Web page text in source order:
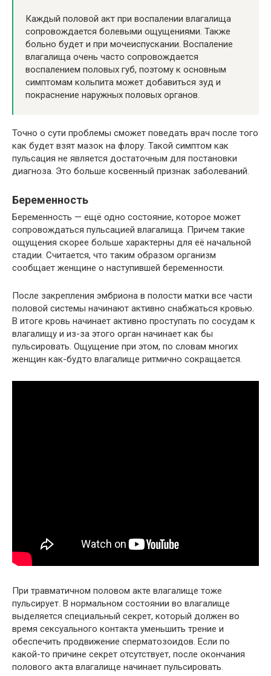
Каждый половой акт при воспалении влагалища
сопровождается болевыми ощущениями. Также
больно будет и при мочеиспускании. Воспаление
влагалища очень часто сопровождается
воспалением половых губ, поэтому к основным
симптомам кольпита может добавиться зуд и
покраснение наружных половых органов.
Точно о сути проблемы сможет поведать врач после того
как будет взят мазок на флору. Такой симптом как
пульсация не является достаточным для постановки
диагноза. Это больше косвенный признак заболеваний.
Беременность
Беременность — ещё одно состояние, которое может
сопровождаться пульсацией влагалища. Причем такие
ощущения скорее больше характерны для её начальной
стадии. Считается, что таким образом организм
сообщает женщине о наступившей беременности.
После закрепления эмбриона в полости матки все части
половой системы начинают активно снабжаться кровью.
В итоге кровь начинает активно проступать по сосудам к
влагалищу и из-за этого орган начинает как бы
пульсировать. Ощущение при этом, по словам многих
женщин как-будто влагалище ритмично сокращается.
При травматичном половом акте влагалище тоже
пульсирует. В нормальном состоянии во влагалище
выделяется специальный секрет, который должен во
время сексуального контакта уменьшить трение и
обеспечить продвижение сперматозоидов. Если по
какой-то причине секрет отсутствует, после окончания
полового акта влагалище начинает пульсировать.